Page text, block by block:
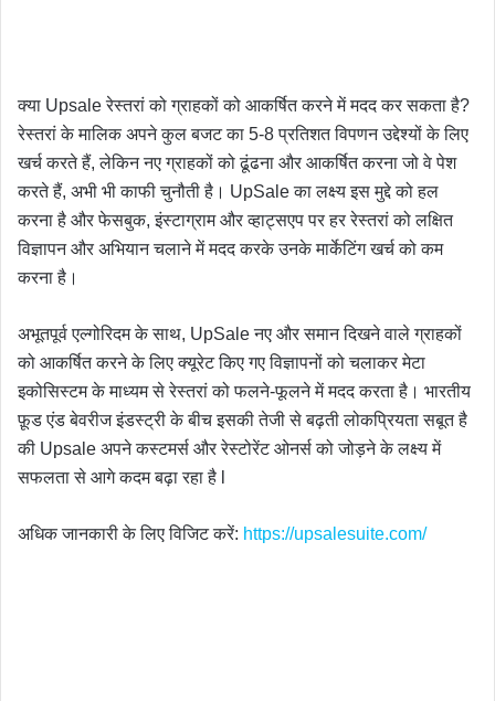
क्या Upsale रेस्तरां को ग्राहकों को आकर्षित करने में मदद कर सकता है?
रेस्तरां के मालिक अपने कुल बजट का 5-8 प्रतिशत विपणन उद्देश्यों के लिए
खर्च करते हैं, लेकिन नए ग्राहकों को ढूंढना और आकर्षित करना जो वे पेश
करते हैं, अभी भी काफी चुनौती है। UpSale का लक्ष्य इस मुद्दे को हल
करना है और फेसबुक, इंस्टाग्राम और व्हाट्सएप पर हर रेस्तरां को लक्षित
विज्ञापन और अभियान चलाने में मदद करके उनके मार्केटिंग खर्च को कम
करना है।
अभूतपूर्व एल्गोरिदम के साथ, UpSale नए और समान दिखने वाले ग्राहकों
को आकर्षित करने के लिए क्यूरेट किए गए विज्ञापनों को चलाकर मेटा
इकोसिस्टम के माध्यम से रेस्तरां को फलने-फूलने में मदद करता है। भारतीय
फ़ूड एंड बेवरीज इंडस्ट्री के बीच इसकी तेजी से बढ़ती लोकप्रियता सबूत है
की Upsale अपने कस्टमर्स और रेस्टोरेंट ओनर्स को जोड़ने के लक्ष्य में
सफलता से आगे कदम बढ़ा रहा है l
अधिक जानकारी के लिए विजिट करें: https://upsalesuite.com/